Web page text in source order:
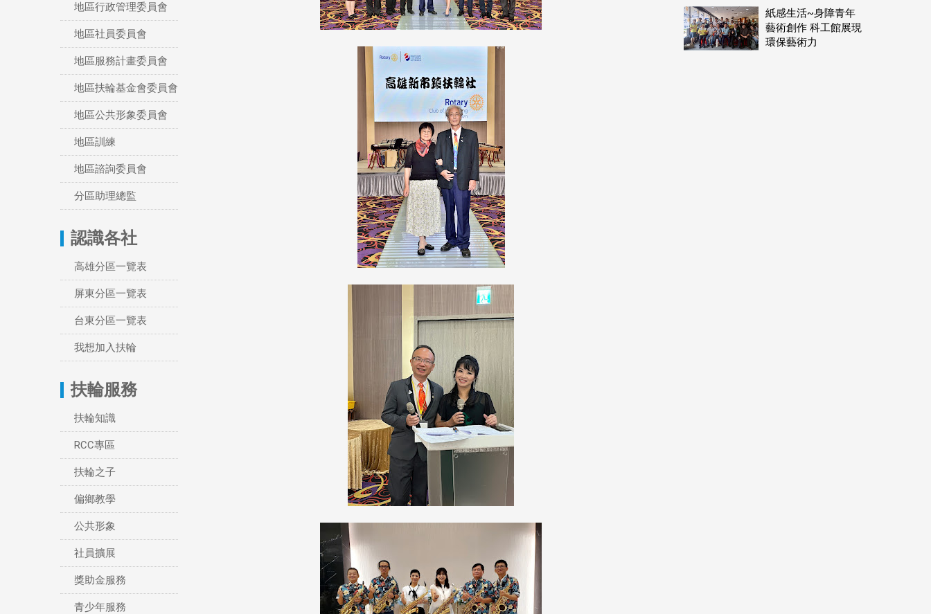
地區行政管理委員會
地區社員委員會
地區服務計畫委員會
地區扶輪基金會委員會
地區公共形象委員會
地區訓練
地區諮詢委員會
分區助理總監
認識各社
高雄分區一覽表
屏東分區一覽表
台東分區一覽表
我想加入扶輪
扶輪服務
扶輪知識
RCC專區
扶輪之子
偏鄉教學
公共形象
社員擴展
獎助金服務
青少年服務
紙感生活~身障青年
藝術創作 科工館展現
環保藝術力